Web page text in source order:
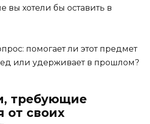
вы хотели бы оставить в
помогает ли этот предмет
или удерживает в прошлом?
требующие
от своих